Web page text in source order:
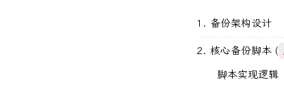
1. 备份架构设计
2. 核心备份脚本 (
脚本实现逻辑